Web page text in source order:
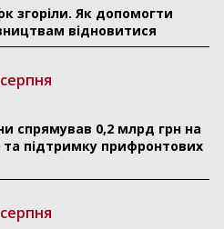
згоріли. Як допомогти
відновитися
спрямував 0,2 млрд грн на
та підтримку прифронтових